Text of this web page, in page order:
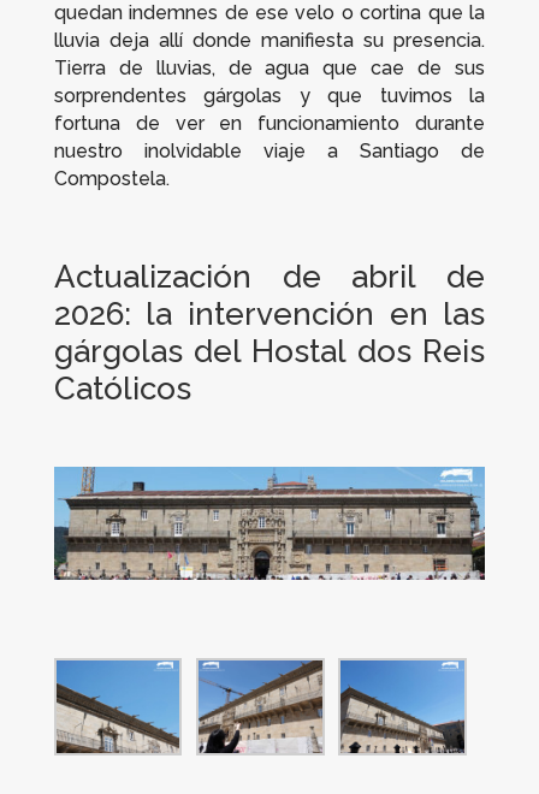
quedan indemnes de ese velo o cortina que la
lluvia deja allí donde manifiesta su presencia.
Tierra de lluvias, de agua que cae de sus
sorprendentes gárgolas y que tuvimos la
fortuna de ver en funcionamiento durante
nuestro inolvidable viaje a Santiago de
Compostela.
Actualización de abril de
2026: la intervención en las
gárgolas del Hostal dos Reis
Católicos